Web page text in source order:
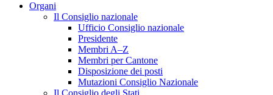
Organi
Il Consiglio nazionale
Ufficio Consiglio nazionale
Presidente
Membri A–Z
Membri per Cantone
Disposizione dei posti
Mutazioni Consiglio Nazionale